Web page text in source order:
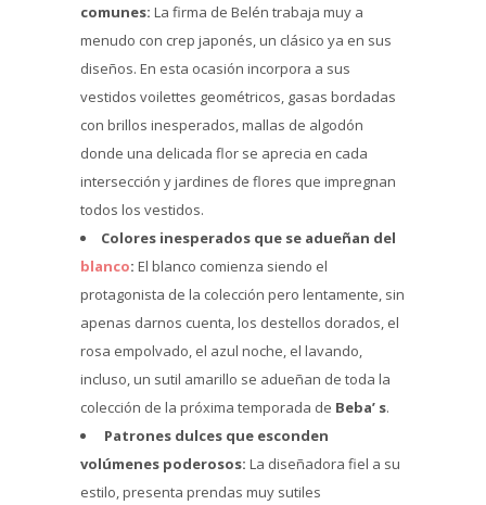
comunes: La firma de Belén trabaja muy a
menudo con crep japonés, un clásico ya en sus
diseños. En esta ocasión incorpora a sus
vestidos voilettes geométricos, gasas bordadas
con brillos inesperados, mallas de algodón
donde una delicada flor se aprecia en cada
intersección y jardines de flores que impregnan
todos los vestidos.
Colores inesperados que se adueñan del
blanco: El blanco comienza siendo el
protagonista de la colección pero lentamente, sin
apenas darnos cuenta, los destellos dorados, el
rosa empolvado, el azul noche, el lavando,
incluso, un sutil amarillo se adueñan de toda la
colección de la próxima temporada de Beba’ s.
Patrones dulces que esconden
volúmenes poderosos: La diseñadora fiel a su
estilo, presenta prendas muy sutiles